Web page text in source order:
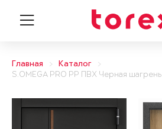
Главная
Каталог
S.OMEGA PRO PP ПВХ Черная шагрень